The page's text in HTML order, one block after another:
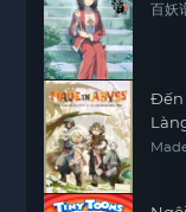
百妖
Đến